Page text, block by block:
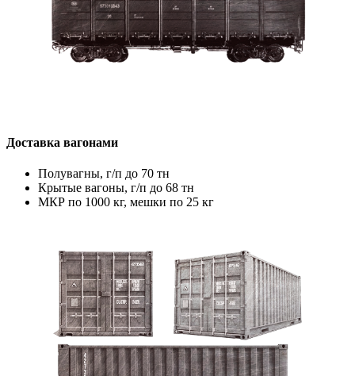
Доставка вагонами
Полувагны, г/п до 70 тн
Крытые вагоны, г/п до 68 тн
МКР по 1000 кг, мешки по 25 кг